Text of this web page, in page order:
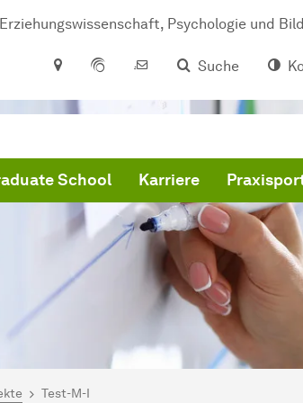
Psychologie und
Suche
School Karriere
Test-M-I